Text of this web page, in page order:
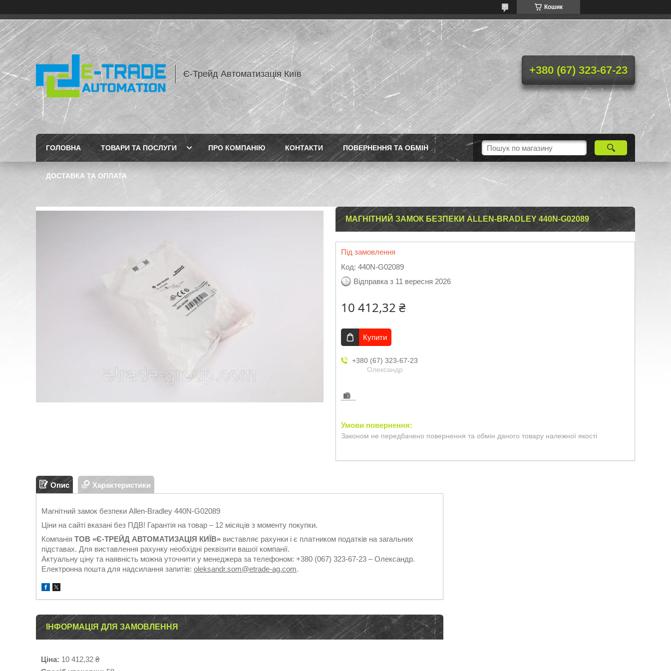
Кошик
Є-Трейд Автоматизація Київ +380 (67) 323-67-23
ГОЛОВНА ТОВАРИ ТА ПОСЛУГИ ПРО КОМПАНІЮ КОНТАКТИ ПОВЕРНЕННЯ ТА ОБМІН
ДОСТАВКА ТА ОПЛАТА
МАГНІТНИЙ ЗАМОК БЕЗПЕКИ ALLEN-BRADLEY 440N-G02089
Під замовлення
Код: 440N-G02089
Відправка з 11 вересня 2026
10 412,32 ₴
Купити
+380 (67) 323-67-23
Олександр
Законом не передбачено повернення та обмін даного товару належної якості
Опис Характеристики
Магнітний замок безпеки Allen-Bradley 440N-G02089
Ціни на сайті вказані без ПДВ! Гарантія на товар – 12 місяців з моменту покупки.
Компанія ТОВ «Є-ТРЕЙД АВТОМАТИЗАЦІЯ КИЇВ» виставляє рахунки і є платником податків на загальних
підставах. Для виставлення рахунку необхідні реквізити вашої компанії.
Актуальну ціну та наявність можна уточнити у менеджера за телефоном: +380 (067) 323-67-23 – Олександр.
Електронна пошта для надсилання запитів: oleksandr.som@etrade-ag.com.
ІНФОРМАЦІЯ ДЛЯ ЗАМОВЛЕННЯ
Ціна: 10 412,32 ₴